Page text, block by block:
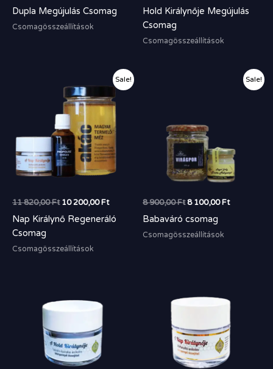
Dupla Megújulás Csomag
Csomagösszeállítások
Hold Királynője Megújulás
Csomag
Csomagösszeállítások
Sale!
11 820,00Ft
price
was:
11
820,00 Ft.
10 200,00Ft
Current
price
is:
10
200,00 Ft.
Nap Királynő Regeneráló
Csomag
Csomagösszeállítások
Sale!
8 900,00Ft8 100,00Ft
Current
price
Babaváró csomag
Csomagösszeállítások